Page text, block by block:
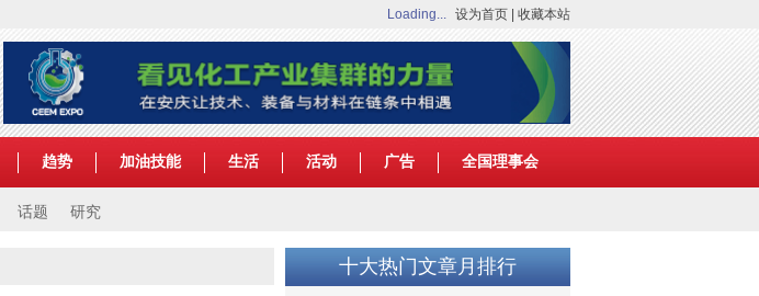
Loading... 设为首页 收藏本站
话题 研究
趋势 加油技能 生活 活动 广告 全国理事会
十大热门文章月排行